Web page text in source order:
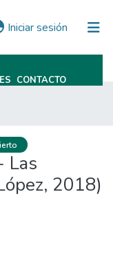
Iniciar sesión (current)
CONTACTO
Las
2018)